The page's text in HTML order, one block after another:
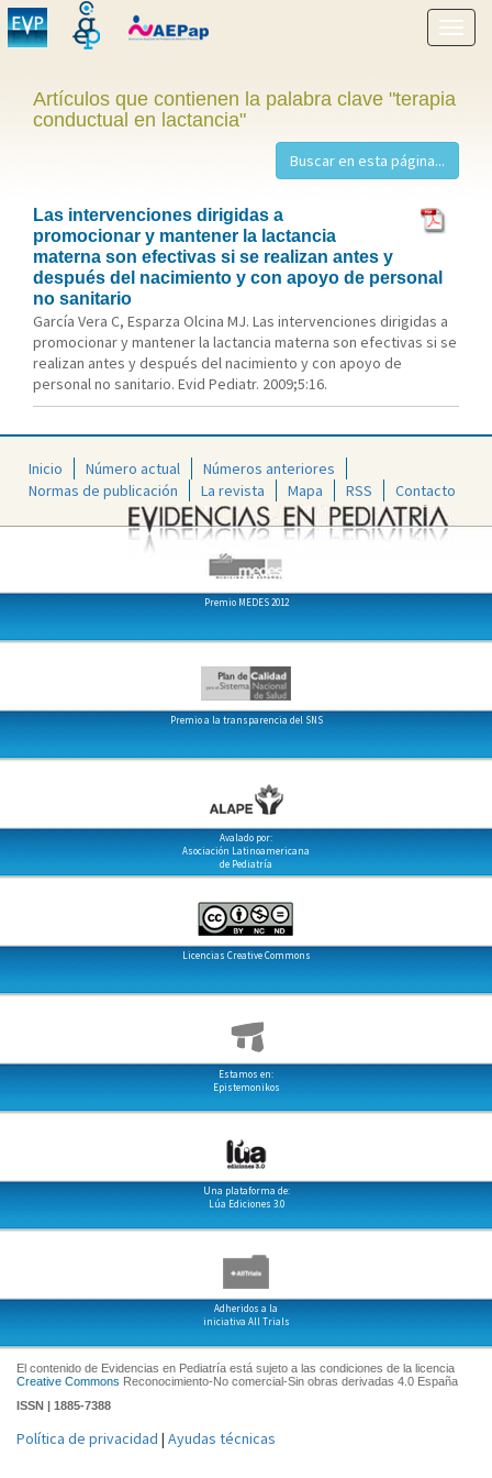
menú
Artículos que contienen la palabra clave "terapia
conductual en lactancia"
Las intervenciones dirigidas a
promocionar y mantener la lactancia
materna son efectivas si se realizan antes y
después del nacimiento y con apoyo de personal
no sanitario
García Vera C, Esparza Olcina MJ. Las intervenciones dirigidas a
promocionar y mantener la lactancia materna son efectivas si se
realizan antes y después del nacimiento y con apoyo de
personal no sanitario. Evid Pediatr. 2009;5:16.
Inicio Número actual
Números anteriores
Normas de publicación
La revista Mapa RSS Contacto
Premio MEDES 2012
Premio a la transparencia del SNS
Avalado por:
Asociación Latinoamericana
de Pediatría
Licencias Creative Commons
Estamos en:
Epistemonikos
Una plataforma de:
Lúa Ediciones 3.0
Adheridos a la
iniciativa All Trials
El contenido de Evidencias en Pediatría está sujeto a las condiciones de la licencia
Creative Commons Reconocimiento-No comercial-Sin obras derivadas 4.0 España
ISSN | 1885-7388
Política de privacidad | Ayudas técnicas